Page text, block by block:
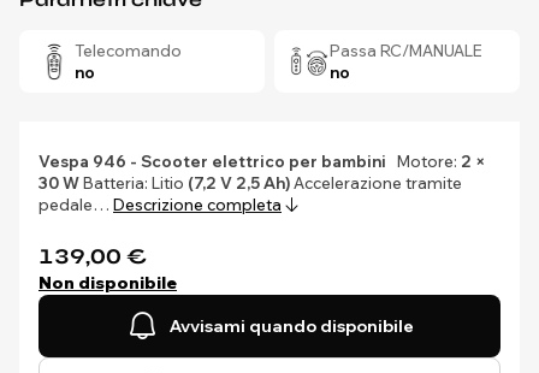
Telecomando
no
Passa RC/MANUALE
no
Vespa 946 - Scooter elettrico per bambini Motore: 2 ×
30 WBatteria: Litio (7,2 V 2,5 Ah)Accelerazione tramite
pedale… Descrizione completa
139,00 €
Non disponibile
Avvisami quando disponibile